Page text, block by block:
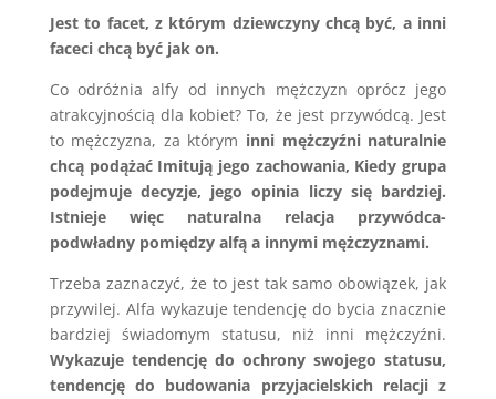
Jest to facet, z którym dziewczyny chcą być, a inni
faceci chcą być jak on.
Co odróżnia alfy od innych mężczyzn oprócz jego
atrakcyjnością dla kobiet? To, że jest przywódcą. Jest
to mężczyzna, za którym inni mężczyźni naturalnie
chcą podążać Imitują jego zachowania, Kiedy grupa
podejmuje decyzje, jego opinia liczy się bardziej.
Istnieje więc naturalna relacja przywódca-
podwładny pomiędzy alfą a innymi mężczyznami.
Trzeba zaznaczyć, że to jest tak samo obowiązek, jak
przywilej. Alfa wykazuje tendencję do bycia znacznie
bardziej świadomym statusu, niż inni mężczyźni.
Wykazuje tendencję do ochrony swojego statusu,
tendencję do budowania przyjacielskich relacji z